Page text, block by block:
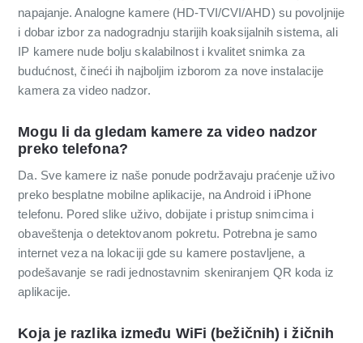
napajanje. Analogne kamere (HD-TVI/CVI/AHD) su povoljnije
i dobar izbor za nadogradnju starijih koaksijalnih sistema, ali
IP kamere nude bolju skalabilnost i kvalitet snimka za
budućnost, čineći ih najboljim izborom za nove instalacije
kamera za video nadzor.
Mogu li da gledam kamere za video nadzor
preko telefona?
Da. Sve kamere iz naše ponude podržavaju praćenje uživo
preko besplatne mobilne aplikacije, na Android i iPhone
telefonu. Pored slike uživo, dobijate i pristup snimcima i
obaveštenja o detektovanom pokretu. Potrebna je samo
internet veza na lokaciji gde su kamere postavljene, a
podešavanje se radi jednostavnim skeniranjem QR koda iz
aplikacije.
Koja je razlika između WiFi (bežičnih) i žičnih